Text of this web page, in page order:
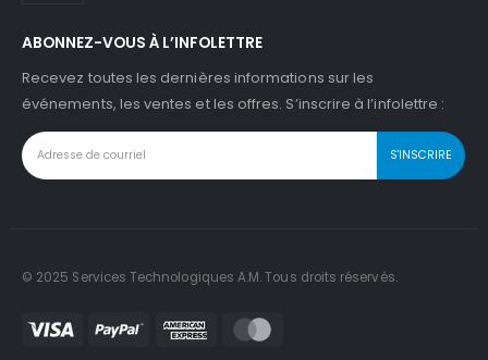
ABONNEZ-VOUS À L’INFOLETTRE
Recevez toutes les dernières informations sur les
événements, les ventes et les offres. S’inscrire à l’infolettre :
© 2025 Services Technologiques A.M. Tous droits réservés.